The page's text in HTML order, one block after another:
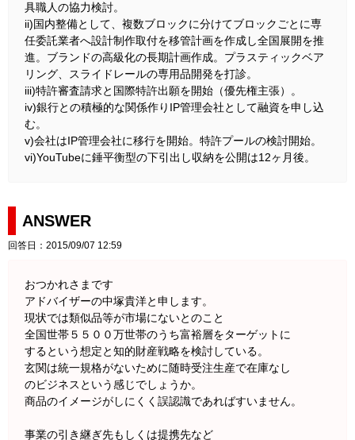
具職人の協力検討。
ii)国内整備として、複数ブロックに分けてブロックごとに専
任委託業者へ設計制作取付を移管計画を作成し全国展開を推
進。ブランドの高級化の長期計画作成。プラスティックベア
リング、スライドレールの専用品開発を打診。
iii)特許審査請求と国際特許出願を開始（優先権主張）。
iv)銀行との積極的な関係作りIP管理会社として融資を申し込
む。
v)会社はIP管理会社に移行を開始。特許プールの検討開始。
vi)YouTubeに錘平衡型の下引出し収納を公開は12ヶ月後。
ANSWER
回答日：2015/09/07 12:59
おつかれさまです
アドバイザーの中塚貴洋と申します。
現状では類似品等が市場にないとのこと
全国世帯５５００万世帯のうち富裕層をターゲットに
するという想定と知的財産戦略を検討している。
玄関は統一規格がないために随時受注生産で在庫なし
のビジネスという感じでしょうか。
商品のイメージがしにくく誤認識であればすいません。
事業の引き継ぎ先もしくは提携先など